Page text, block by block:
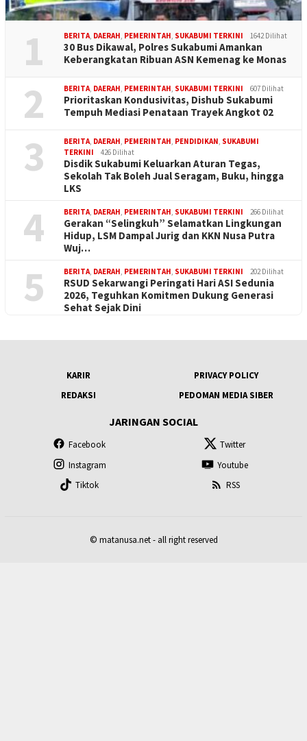
1 BERITA DAERAH PEMERINTAH SUKABUMI TERKINI 1642 Dilihat
30 Bus Dikawal, Polres Sukabumi Amankan
Keberangkatan Ribuan ASN Kemenag ke Monas
2 BERITA DAERAH PEMERINTAH SUKABUMI TERKINI 607 Dilihat
Prioritaskan Kondusivitas, Dishub Sukabumi
Tempuh Mediasi Penataan Trayek Angkot 02
3 BERITA DAERAH PEMERINTAH PENDIDIKAN SUKABUMI
TERKINI
426 Dilihat
Disdik Sukabumi Keluarkan Aturan Tegas,
Sekolah Tak Boleh Jual Seragam, Buku, hingga
LKS
4 BERITA DAERAH PEMERINTAH SUKABUMI TERKINI 266 Dilihat
Gerakan “Selingkuh” Selamatkan Lingkungan
Hidup, LSM Dampal Jurig dan KKN Nusa Putra
Wuj…
5 BERITA DAERAH PEMERINTAH SUKABUMI TERKINI 202 Dilihat
RSUD Sekarwangi Peringati Hari ASI Sedunia
2026, Teguhkan Komitmen Dukung Generasi
Sehat Sejak Dini
KARIR
PRIVACY POLICY
REDAKSI
PEDOMAN MEDIA SIBER
JARINGAN SOCIAL
Facebook
Twitter
Instagram
Youtube
Tiktok
RSS
© matanusa.net - all right reserved